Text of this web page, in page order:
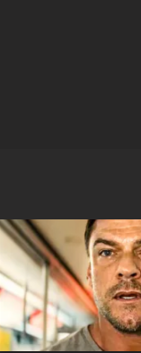
STREAMING GUIDE